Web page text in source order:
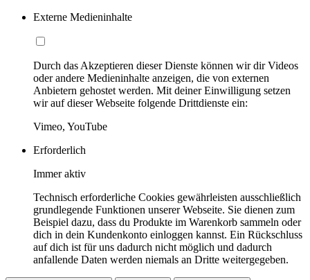
Externe Medieninhalte
Durch das Akzeptieren dieser Dienste können wir dir Videos
oder andere Medieninhalte anzeigen, die von externen
Anbietern gehostet werden. Mit deiner Einwilligung setzen
wir auf dieser Webseite folgende Drittdienste ein:
Vimeo, YouTube
Erforderlich
Immer aktiv
Technisch erforderliche Cookies gewährleisten ausschließlich
grundlegende Funktionen unserer Webseite. Sie dienen zum
Beispiel dazu, dass du Produkte im Warenkorb sammeln oder
dich in dein Kundenkonto einloggen kannst. Ein Rückschluss
auf dich ist für uns dadurch nicht möglich und dadurch
anfallende Daten werden niemals an Dritte weitergegeben.